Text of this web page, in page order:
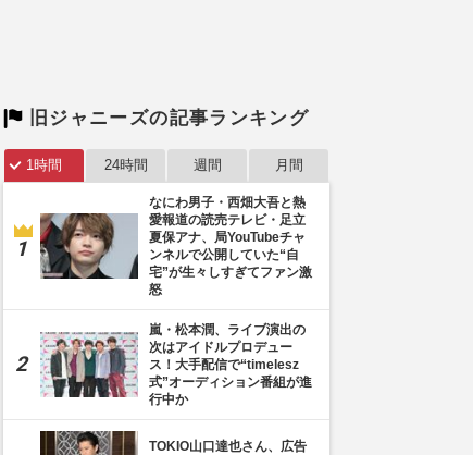
旧ジャニーズの記事ランキング
1時間 24時間 週間 月間
なにわ男子・西畑大吾と熱
愛報道の読売テレビ・足立
夏保アナ、局YouTubeチャ
ンネルで公開していた“自
宅”が生々しすぎてファン激
怒
嵐・松本潤、ライブ演出の
次はアイドルプロデュー
ス！大手配信で“timelesz
式”オーディション番組が進
行中か
TOKIO山口達也さん、広告